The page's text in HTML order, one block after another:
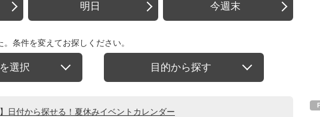
明日 今週末
条件を変えてお探しください。
選択 目的から探す
】日付から探せる！夏休みイベントカレンダー